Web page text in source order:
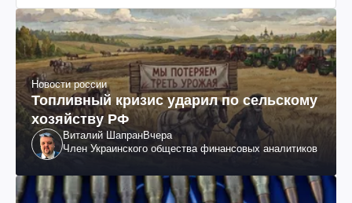
Новости россии
Топливный кризис ударил по сельскому
хозяйству РФ
Виталий ШапранВчера
Член Украинского общества финансовых аналитиков